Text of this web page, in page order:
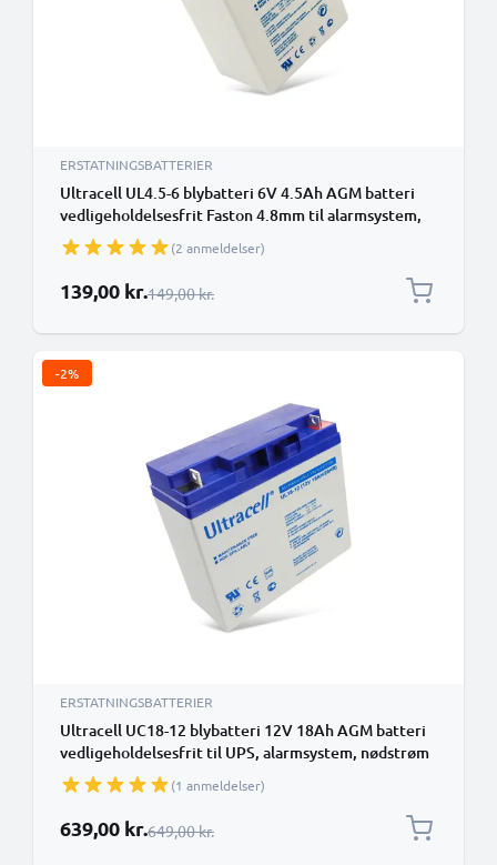
ERSTATNINGSBATTERIER
Ultracell UL4.5-6 blybatteri 6V 4.5Ah AGM batteri
vedligeholdelsesfrit Faston 4.8mm til alarmsystem,
UPS, nødbelysning(2 anmeldelser)
Særlig pris
139,00 kr.Almindelig pris
149,00 kr.
-2%
ERSTATNINGSBATTERIER
Ultracell UC18-12 blybatteri 12V 18Ah AGM batteri
vedligeholdelsesfrit til UPS, alarmsystem, nødstrøm
(1 anmeldelser)
Særlig pris
639,00 kr.Almindelig pris
649,00 kr.